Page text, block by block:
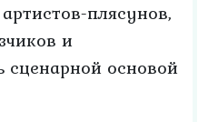
плясунов,
и
сценарной основой